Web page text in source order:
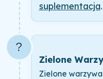
suplementacja.
?
Zielone
Zielone